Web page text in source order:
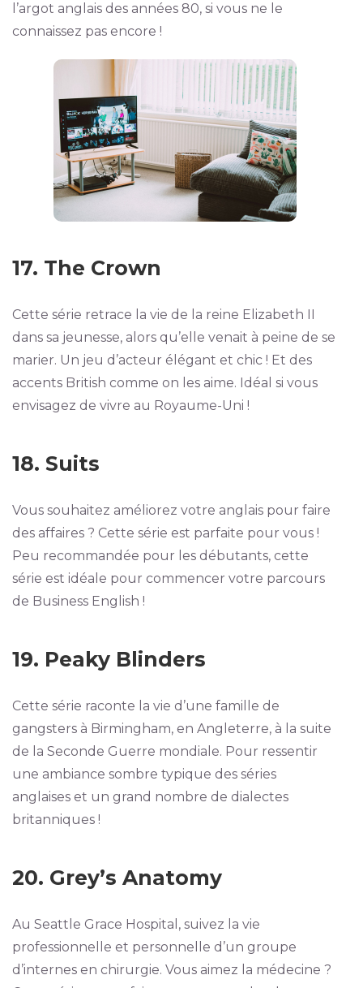
l’argot anglais des années 80, si vous ne le
connaissez pas encore !
17. The Crown
Cette série retrace la vie de la reine Elizabeth II
dans sa jeunesse, alors qu’elle venait à peine de se
marier. Un jeu d’acteur élégant et chic ! Et des
accents British comme on les aime. Idéal si vous
envisagez de vivre au Royaume-Uni !
18. Suits
Vous souhaitez améliorez votre anglais pour faire
des affaires ? Cette série est parfaite pour vous !
Peu recommandée pour les débutants, cette
série est idéale pour commencer votre parcours
de Business English !
19. Peaky Blinders
Cette série raconte la vie d’une famille de
gangsters à Birmingham, en Angleterre, à la suite
de la Seconde Guerre mondiale. Pour ressentir
une ambiance sombre typique des séries
anglaises et un grand nombre de dialectes
britanniques !
20. Grey’s Anatomy
Au Seattle Grace Hospital, suivez la vie
professionnelle et personnelle d’un groupe
d’internes en chirurgie. Vous aimez la médecine ?